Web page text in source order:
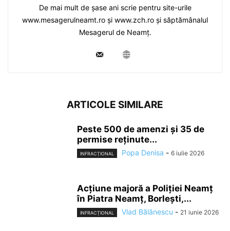
De mai mult de șase ani scrie pentru site-urile
www.mesagerulneamt.ro și www.zch.ro și săptămânalul
Mesagerul de Neamț.
ARTICOLE SIMILARE
Peste 500 de amenzi și 35 de
permise reținute...
INFRACȚIONAL Popa Denisa - 6 iulie 2026
Acțiune majoră a Poliției Neamț
în Piatra Neamț, Borlești,...
INFRACȚIONAL Vlad Bălănescu - 21 iunie 2026